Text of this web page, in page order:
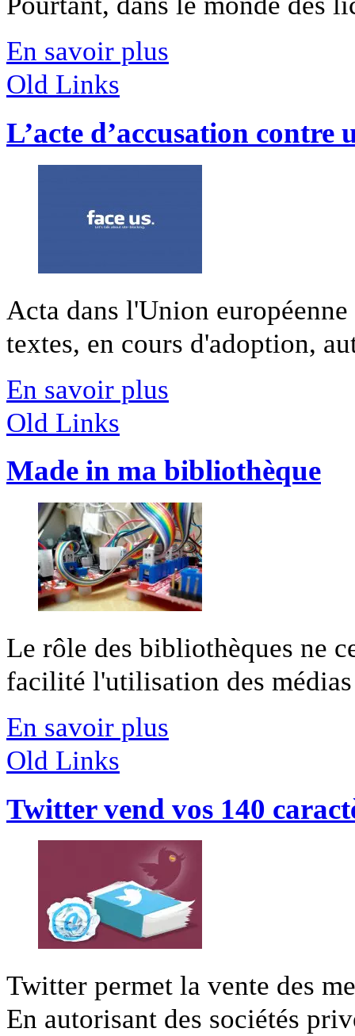
En savoir plus
Old Links
L’acte d’accusation
Acta dans l'Union
textes, en cours d'adoption,
En savoir plus
Old Links
Made in ma bibliothèque
Le rôle des bibliothèques ne
facilité l'utilisation des
En savoir plus
Old Links
Twitter vend vos 140
Twitter permet la vente des
En autorisant des sociétés